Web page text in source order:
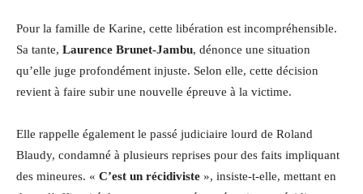
Pour la famille de Karine, cette libération est incompréhensible.
Sa tante, Laurence Brunet-Jambu, dénonce une situation
qu’elle juge profondément injuste. Selon elle, cette décision
revient à faire subir une nouvelle épreuve à la victime.
Elle rappelle également le passé judiciaire lourd de Roland
Blaudy, condamné à plusieurs reprises pour des faits impliquant
des mineures. « C’est un récidiviste », insiste-t-elle, mettant en